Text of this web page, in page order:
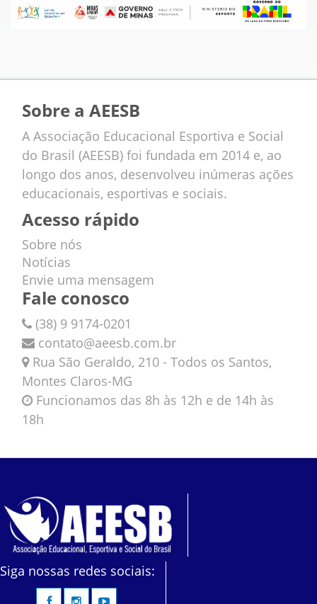
Sobre a AEESB
A Associação Educacional Esportiva e Social
do Brasil (AEESB) foi fundada em 2014 e, ao
longo dos anos, desenvolveu inúmeras ações
educacionais, esportivas e sociais.
Acesso rápido
Sobre nós
Notícias
Envie uma mensagem
Fale conosco
(38) 9 9174-0201
contato@aeesb.com.br
Rua São Geraldo, 210 - Todos os Santos,
Montes Claros-MG
Funcionamos das 8h às 12h e de 14h às
18h
Siga nossas redes sociais: